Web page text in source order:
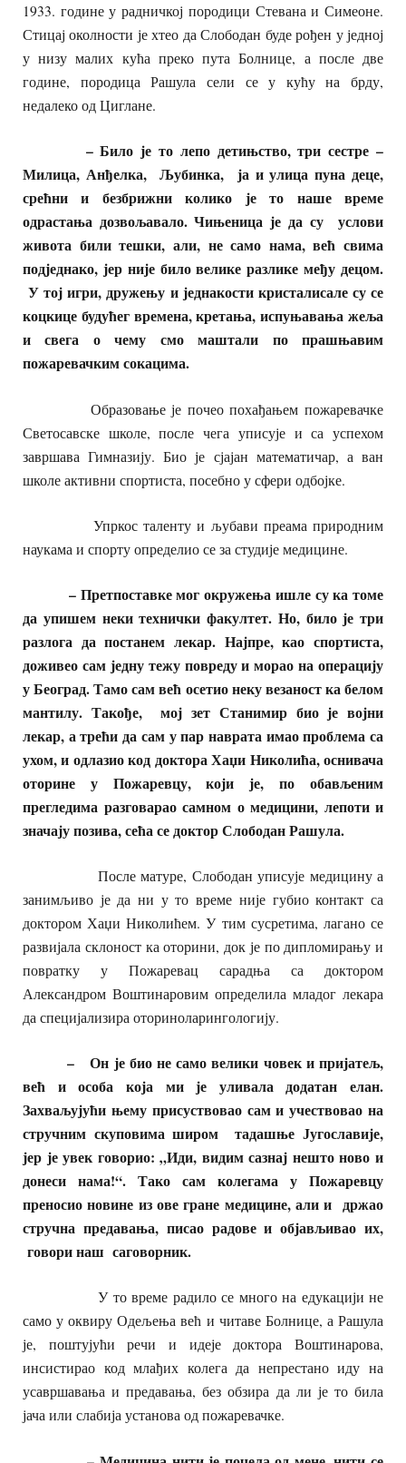
1933. године у радничкој породици Стевана и Симеоне.
Стицај околности је хтео да Слободан буде рођен у једној
у низу малих кућа преко пута Болнице, а после две
године, породица Рашула сели се у кућу на брду,
недалеко од Циглане.
– Било је то лепо детињство, три сестре –
Милица, Анђелка, Љубинка, ја и улица пуна деце,
срећни и безбрижни колико је то наше време
одрастања дозвољавало. Чињеница је да су услови
живота били тешки, али, не само нама, већ свима
подједнако, јер није било велике разлике међу децом.
У тој игри, дружењу и једнакости кристалисале су се
коцкице будућег времена, кретања, испуњавања жеља
и свега о чему смо маштали по прашњавим
пожаревачким сокацима.
Образовање је почео похађањем пожаревачке
Светосавске школе, после чега уписује и са успехом
завршава Гимназију. Био је сјајан математичар, а ван
школе активни спортиста, посебно у сфери одбојке.
Упркос таленту и љубави преама природним
наукама и спорту определио се за студије медицине.
– Претпоставке мог окружења ишле су ка томе
да упишем неки технички факултет. Но, било је три
разлога да постанем лекар. Најпре, као спортиста,
доживео сам једну тежу повреду и морао на операцију
у Београд. Тамо сам већ осетио неку везаност ка белом
мантилу. Такође, мој зет Станимир био је војни
лекар, а трећи да сам у пар наврата имао проблема са
ухом, и одлазио код доктора Хаџи Николића, оснивача
оторине у Пожаревцу, који је, по обављеним
прегледима разговарао самном о медицини, лепоти и
значају позива, сећа се доктор Слободан Рашула.
После матуре, Слободан уписује медицину а
занимљиво је да ни у то време није губио контакт са
доктором Хаџи Николићем. У тим сусретима, лагано се
развијала склоност ка оторини, док је по дипломирању и
повратку у Пожаревац сарадња са доктором
Александром Воштинаровим определила младог лекара
да специјализира оториноларингологију.
– Он је био не само велики човек и пријатељ,
већ и особа која ми је уливала додатан елан.
Захваљујући њему присуствовао сам и учествовао на
стручним скуповима широм тадашње Југославије,
јер је увек говорио: „Иди, видим сазнај нешто ново и
донеси нама!“. Тако сам колегама у Пожаревцу
преносио новине из ове гране медицине, али и држао
стручна предавања, писао радове и објављивао их,
говори наш саговорник.
У то време радило се много на едукацији не
само у оквиру Одељења већ и читаве Болнице, а Рашула
је, поштујући речи и идеје доктора Воштинарова,
инсистирао код млађих колега да непрестано иду на
усавршавања и предавања, без обзира да ли је то била
јача или слабија установа од пожаревачке.